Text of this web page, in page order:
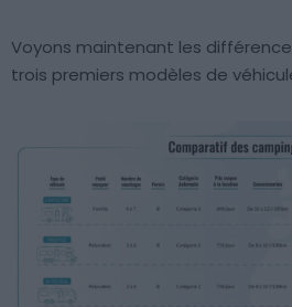
Voyons maintenant les
trois premiers modèles de